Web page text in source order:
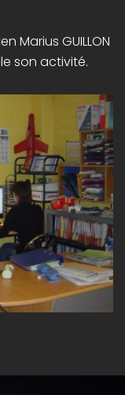
Marius GUILLON
son activité.